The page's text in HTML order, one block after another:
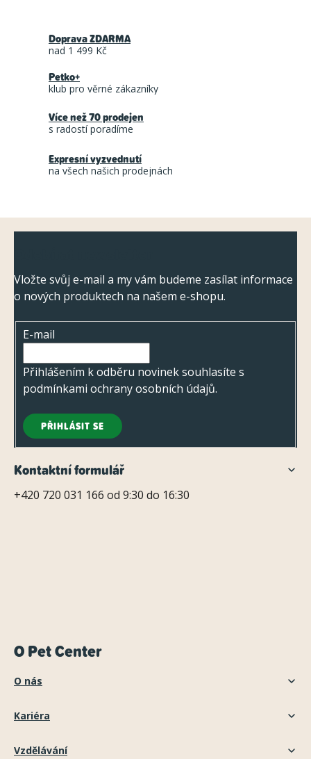
d
p
r
k
ý
p
i
Doprava ZDARMA
nad 1 499 Kč
Petko+
klub pro věrné zákazníky
Více než 70 prodejen
s radostí poradíme
Expresní vyzvednutí
na všech našich prodejnách
Vložte svůj e-mail a my vám budeme zasílat informace
o nových produktech na našem e-shopu.
E-mail
Přihlášením k odběru novinek souhlasíte s
podmínkami ochrany osobních údajů.
PŘIHLÁSIT SE
Kontaktní formulář
+420 720 031 166 od 9:30 do 16:30
O Pet Center
O nás
Kariéra
Vzdělávání